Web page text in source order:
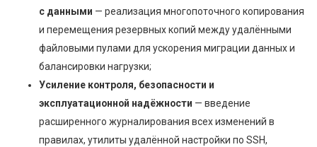
с данными — реализация многопоточного копирования
и перемещения резервных копий между удалёнными
файловыми пулами для ускорения миграции данных и
балансировки нагрузки;
Усиление контроля, безопасности и
эксплуатационной надёжности — введение
расширенного журналирования всех изменений в
правилах, утилиты удалённой настройки по SSH,